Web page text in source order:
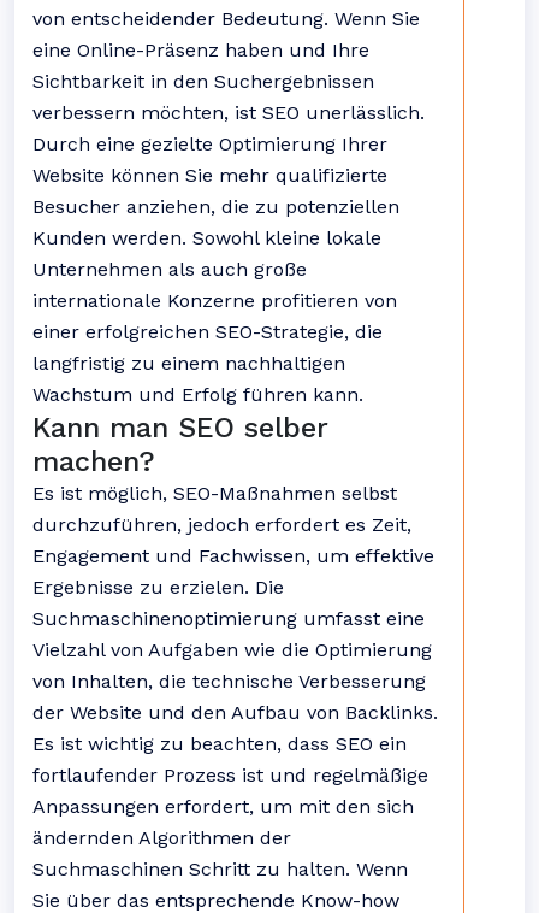
von entscheidender Bedeutung. Wenn Sie
eine Online-Präsenz haben und Ihre
Sichtbarkeit in den Suchergebnissen
verbessern möchten, ist SEO unerlässlich.
Durch eine gezielte Optimierung Ihrer
Website können Sie mehr qualifizierte
Besucher anziehen, die zu potenziellen
Kunden werden. Sowohl kleine lokale
Unternehmen als auch große
internationale Konzerne profitieren von
einer erfolgreichen SEO-Strategie, die
langfristig zu einem nachhaltigen
Wachstum und Erfolg führen kann.
Kann man SEO selber
machen?
Es ist möglich, SEO-Maßnahmen selbst
durchzuführen, jedoch erfordert es Zeit,
Engagement und Fachwissen, um effektive
Ergebnisse zu erzielen. Die
Suchmaschinenoptimierung umfasst eine
Vielzahl von Aufgaben wie die Optimierung
von Inhalten, die technische Verbesserung
der Website und den Aufbau von Backlinks.
Es ist wichtig zu beachten, dass SEO ein
fortlaufender Prozess ist und regelmäßige
Anpassungen erfordert, um mit den sich
ändernden Algorithmen der
Suchmaschinen Schritt zu halten. Wenn
Sie über das entsprechende Know-how